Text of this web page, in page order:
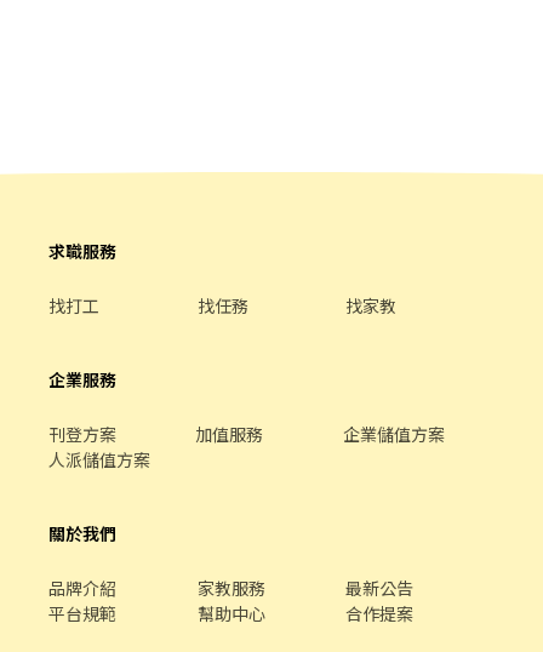
魅力 ▪「以人為本」注重團隊合作及交流，採納同仁的意見，提升
升遷快速且制度完善，依努力及成果將有升遷加薪的機會 ▪享有完
計畫拓展全台灣，讓更多人有機會品嚐美味平價壽司，致力成為頂
⑤颱風天出勤津貼補助 ⑥員工店內用餐折扣 ⑦提供員工制服 ⑧任職
並負責結帳、收銀等工作。 餐飲內場： ．擔任廚師的助手，處理烹
飪前與烹飪中
求職服務
找打工 找任務 找家教
企業服務
刊登方案 加值服務
企業儲值方案
人派儲值方案
關於我們
品牌介紹 家教服務
最新公告
平台規範
幫助中心 合作提案